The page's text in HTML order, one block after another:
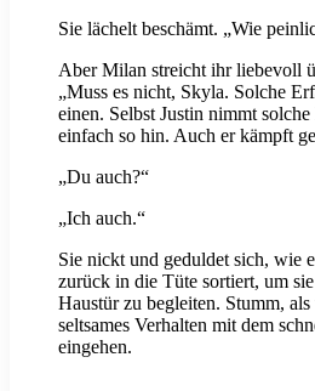
Sie lächelt beschämt. „Wie
Aber Milan streicht ihr liebevoll
„Muss es nicht, Skyla. Solche
einen. Selbst Justin nimmt
einfach so hin. Auch er kämpft
„Du auch?“
„Ich auch.“
Sie nickt und geduldet sich, wie
zurück in die Tüte sortiert, um
Haustür zu begleiten. Stumm,
seltsames Verhalten mit dem
eingehen.